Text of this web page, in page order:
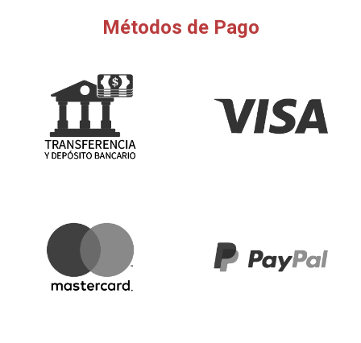
Métodos de Pago